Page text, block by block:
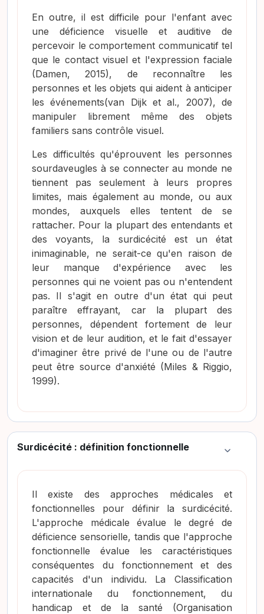
En outre, il est difficile pour l'enfant avec
une déficience visuelle et auditive de
percevoir le comportement communicatif tel
que le contact visuel et l'expression faciale
(Damen, 2015), de reconnaître les
personnes et les objets qui aident à anticiper
les événements(van Dijk et al., 2007), de
manipuler librement même des objets
familiers sans contrôle visuel.
Les difficultés qu'éprouvent les personnes
sourdaveugles à se connecter au monde ne
tiennent pas seulement à leurs propres
limites, mais également au monde, ou aux
mondes, auxquels elles tentent de se
rattacher. Pour la plupart des entendants et
des voyants, la surdicécité est un état
inimaginable, ne serait-ce qu'en raison de
leur manque d'expérience avec les
personnes qui ne voient pas ou n'entendent
pas. Il s'agit en outre d'un état qui peut
paraître effrayant, car la plupart des
personnes, dépendent fortement de leur
vision et de leur audition, et le fait d'essayer
d'imaginer être privé de l'une ou de l'autre
peut être source d'anxiété (Miles & Riggio,
1999).
Surdicécité : définition fonctionnelle
Colapsar
Il existe des approches médicales et
fonctionnelles pour définir la surdicécité.
L'approche médicale évalue le degré de
déficience sensorielle, tandis que l'approche
fonctionnelle évalue les caractéristiques
conséquentes du fonctionnement et des
capacités d'un individu. La Classification
internationale du fonctionnement, du
handicap et de la santé (Organisation